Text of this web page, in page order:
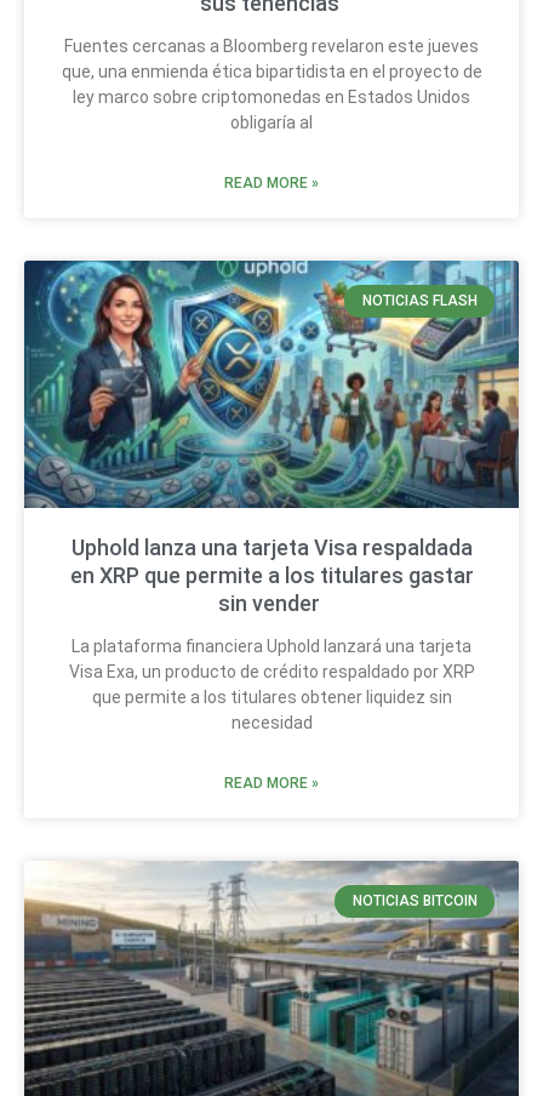
Fuentes cercanas a Bloomberg revelaron este jueves
que, una enmienda ética bipartidista en el proyecto de
ley marco sobre criptomonedas en Estados Unidos
obligaría al
READ MORE »
NOTICIAS FLASH
Uphold lanza una tarjeta Visa respaldada
en XRP que permite a los titulares gastar
sin vender
La plataforma financiera Uphold lanzará una tarjeta
Visa Exa, un producto de crédito respaldado por XRP
que permite a los titulares obtener liquidez sin
necesidad
READ MORE »
NOTICIAS BITCOIN